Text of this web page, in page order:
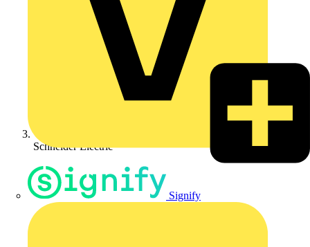
Signify
Schneider Electric